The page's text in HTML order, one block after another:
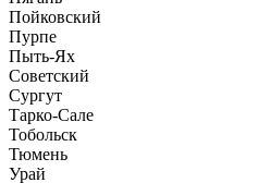
Пойковский
Пурпе
Пыть-Ях
Советский
Сургут
Тарко-Сале
Тобольск
Тюмень
Урай